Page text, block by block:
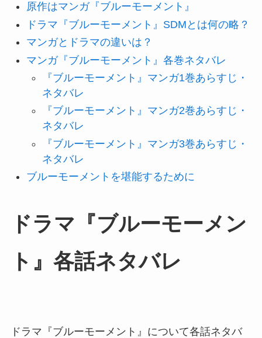
原作はマンガ『ブルーモーメント』
ドラマ『ブルーモーメント』SDMとは何の略？
マンガとドラマの違いは？
マンガ『ブルーモーメント』各巻ネタバレ
『ブルーモーメント』マンガ1巻あらすじ・
ネタバレ
『ブルーモーメント』マンガ2巻あらすじ・
ネタバレ
『ブルーモーメント』マンガ3巻あらすじ・
ネタバレ
ブルーモーメントを堪能するために
ドラマ『ブルーモーメン
ト』各話ネタバレ
ドラマ『ブルーモーメント』について各話ネタバ